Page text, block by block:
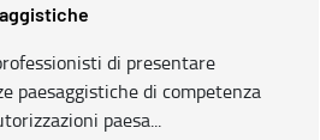
di presentare
paesaggistiche di competenza
paesa...